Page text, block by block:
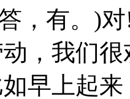
，有。)
，我们
早上起